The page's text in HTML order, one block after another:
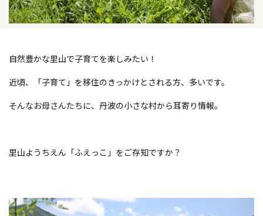
自然豊かな里山で子育てを楽しみたい！
近頃、「子育て」を移住のきっかけとされる方、多いです。
そんなお母さんたちに、丹波の小さな村から耳寄り情報。
里山ようちえん「ふえっこ」をご存知ですか？